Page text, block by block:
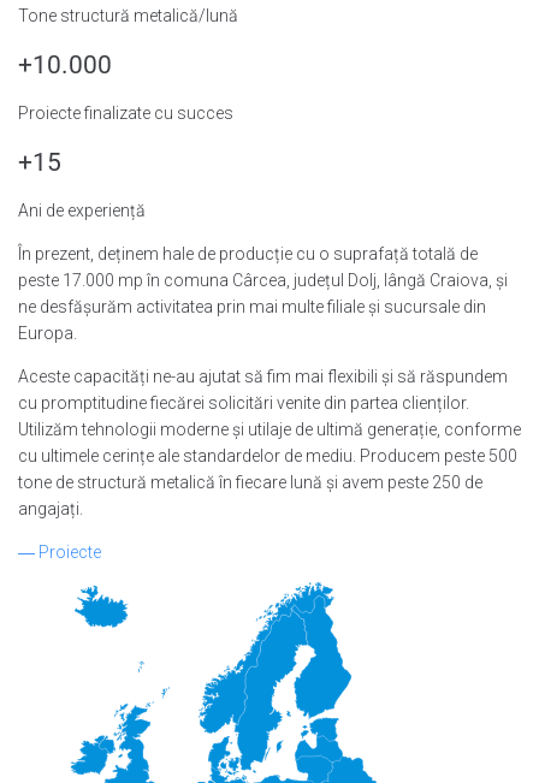
Tone structură metalică/lună
+10.000
Proiecte finalizate cu succes
+15
Ani de experiență
În prezent, deținem hale de producție cu o suprafață totală de
peste 17.000 mp în comuna Cârcea, județul Dolj, lângă Craiova, și
ne desfășurăm activitatea prin mai multe filiale și sucursale din
Europa.
Aceste capacități ne-au ajutat să fim mai flexibili și să răspundem
cu promptitudine fiecărei solicitări venite din partea clienților.
Utilizăm tehnologii moderne și utilaje de ultimă generație, conforme
cu ultimele cerințe ale standardelor de mediu. Producem peste 500
tone de structură metalică în fiecare lună și avem peste 250 de
angajați.
― Proiecte